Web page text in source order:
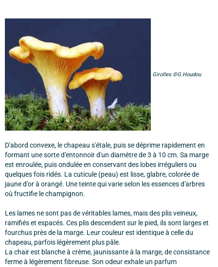
Girolles ©G.Houdou
D'abord convexe, le chapeau s'étale, puis se déprime rapidement en
formant une sorte d'entonnoir d'un diamètre de 3 à 10 cm. Sa marge
est enroulée, puis ondulée en conservant des lobes irréguliers ou
quelques fois ridés. La cuticule (peau) est lisse, glabre, colorée de
jaune d'or à orangé. Une teinte qui varie selon les essences d'arbres
où fructifie le champignon.
Les lames ne sont pas de véritables lames, mais des plis veineux,
ramifiés et espacés. Ces plis descendent sur le pied, ils sont larges et
fourchus près de la marge. Leur couleur est identique à celle du
chapeau, parfois légèrement plus pâle.
La chair est blanche à crème, jaunissante à la marge, de consistance
ferme à légèrement fibreuse. Son odeur exhale un parfum